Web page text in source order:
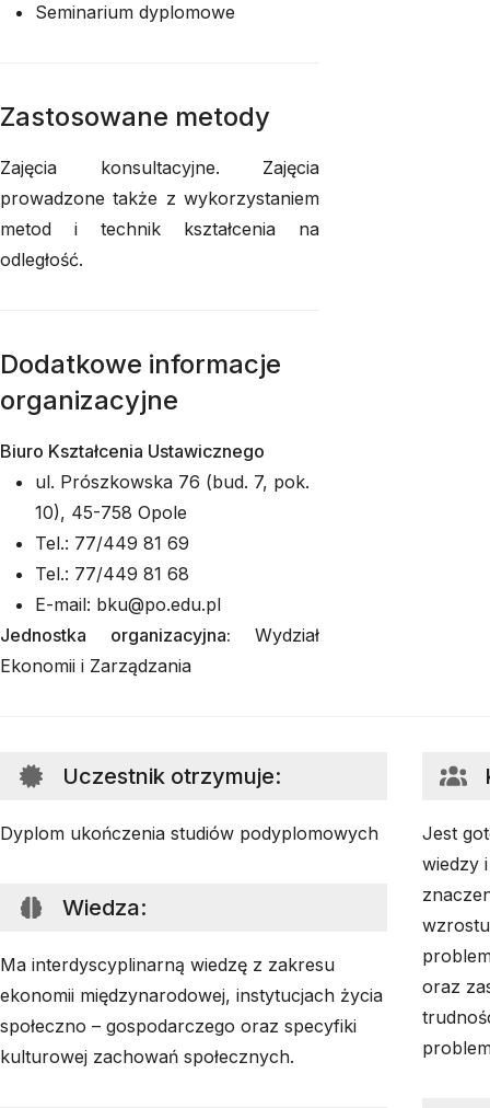
Seminarium dyplomowe
Zastosowane metody
Zajęcia konsultacyjne. Zajęcia
prowadzone także z wykorzystaniem
metod i technik kształcenia na
odległość.
Dodatkowe informacje
organizacyjne
Biuro Kształcenia Ustawicznego
ul. Prószkowska 76 (bud. 7, pok.
10), 45-758 Opole
Tel.: 77/449 81 69
Tel.: 77/449 81 68
E-mail: bku@po.edu.pl
Jednostka organizacyjna: Wydział
Ekonomii i Zarządzania
Uczestnik otrzymuje:
Dyplom ukończenia studiów podyplomowych
Wiedza:
Ma interdyscyplinarną wiedzę z zakresu
ekonomii międzynarodowej, instytucjach życia
społeczno – gospodarczego oraz specyfiki
kulturowej zachowań społecznych.
Jest
wiedzy
oraz